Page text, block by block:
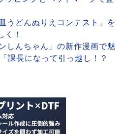
うどんぬりえコンテスト」を
！
しんちゃん」の新作漫画で魅
課長になって引っ越し！？